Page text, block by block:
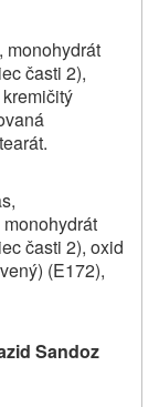
monohydrát
časti 2),
časti 2), oxid
(E172),
Sandoz